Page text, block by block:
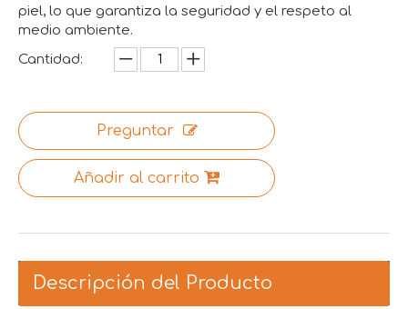
piel, lo que garantiza la seguridad y el respeto al
medio ambiente.
Cantidad:
Preguntar
Añadir al carrito
Descripción del Producto